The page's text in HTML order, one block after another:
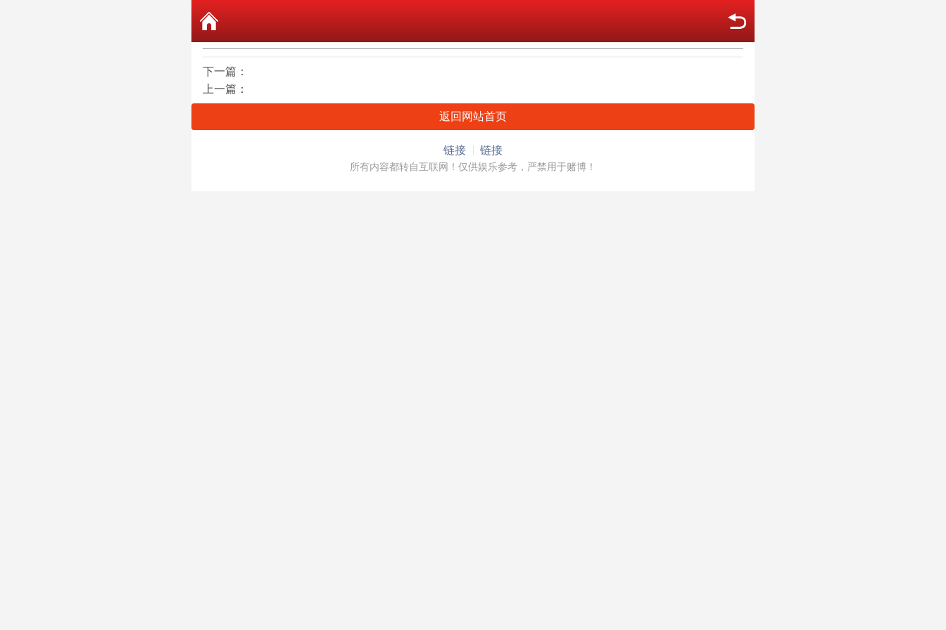
下一篇：
上一篇：
返回网站首页
链接 链接
所有内容都转自互联网！仅供娱乐参考，严禁用于赌博！